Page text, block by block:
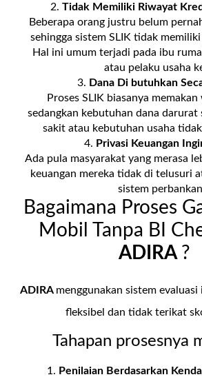
Tidak Memiliki Riwayat
Beberapa orang justru belum
sehingga sistem SLIK tidak
Hal ini umum terjadi pada ibu
atau pelaku usaha
Dana Di butuhkan
Proses SLIK biasanya
sedangkan kebutuhan dana darurat
sakit atau kebutuhan usaha
Privasi Keuangan
Ada pula masyarakat yang merasa
keuangan mereka tidak di telusuri
sistem
Bagaimana Proses
Mobil Tanpa BI
ADIRA ?
ADIRA menggunakan sistem
fleksibel dan tidak terikat
Tahapan prosesnya
Penilaian Berdasarkan